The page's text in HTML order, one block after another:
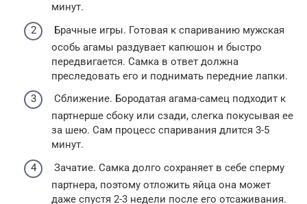
минут.
Брачные игры. Готовая к спариванию мужская
особь агамы раздувает капюшон и быстро
передвигается. Самка в ответ должна
преследовать его и поднимать передние лапки.
Сближение. Бородатая агама-самец подходит к
партнерше сбоку или сзади, слегка покусывая ее
за шею. Сам процесс спаривания длится 3-5
минут.
Зачатие. Самка долго сохраняет в себе сперму
партнера, поэтому отложить яйца она может
даже спустя 2-3 недели после его отсаживания.